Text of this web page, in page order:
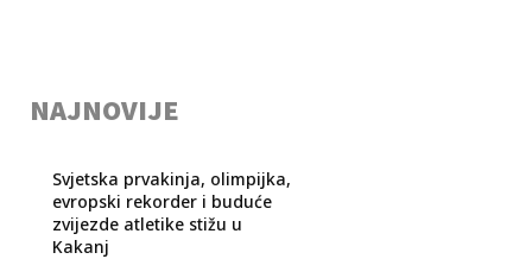
NAJNOVIJE
Svjetska prvakinja, olimpijka,
evropski rekorder i buduće
zvijezde atletike stižu u
Kakanj